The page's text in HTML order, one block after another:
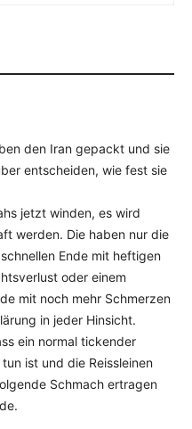
den Iran gepackt und sie
entscheiden, wie fest sie
jetzt winden, es wird
werden. Die haben nur die
Ende mit heftigen
oder einem
mit noch mehr Schmerzen
in jeder Hinsicht.
ein normal tickender
ist und die Reissleinen
Schmach ertragen